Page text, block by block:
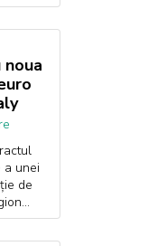
a unei
de